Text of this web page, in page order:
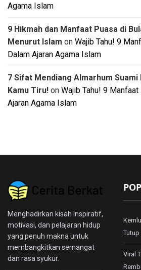
Agama Islam
9 Hikmah dan Manfaat Puasa di
Menurut Islam on Wajib Tahu! 9
Dalam Ajaran Agama Islam
7 Sifat Mendiang Almarhum Suami
Kamu Tiru! on Wajib Tahu! 9
Ajaran Agama Islam
Menghadirkan kisah inspiratif,
motivasi, dan pelajaran hidup
yang penuh makna untuk
membangkitkan semangat
dan rasa syukur.
Viral